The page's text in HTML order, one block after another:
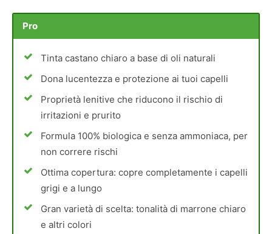
Pro
Tinta castano chiaro a base di oli naturali
Dona lucentezza e protezione ai tuoi capelli
Proprietà lenitive che riducono il rischio di
irritazioni e prurito
Formula 100% biologica e senza ammoniaca, per
non correre rischi
Ottima copertura: copre completamente i capelli
grigi e a lungo
Gran varietà di scelta: tonalità di marrone chiaro
e altri colori